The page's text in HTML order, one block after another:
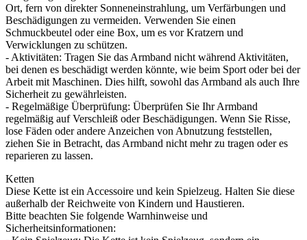
Ort, fern von direkter Sonneneinstrahlung, um Verfärbungen und
Beschädigungen zu vermeiden. Verwenden Sie einen
Schmuckbeutel oder eine Box, um es vor Kratzern und
Verwicklungen zu schützen.
- Aktivitäten: Tragen Sie das Armband nicht während Aktivitäten,
bei denen es beschädigt werden könnte, wie beim Sport oder bei der
Arbeit mit Maschinen. Dies hilft, sowohl das Armband als auch Ihre
Sicherheit zu gewährleisten.
- Regelmäßige Überprüfung: Überprüfen Sie Ihr Armband
regelmäßig auf Verschleiß oder Beschädigungen. Wenn Sie Risse,
lose Fäden oder andere Anzeichen von Abnutzung feststellen,
ziehen Sie in Betracht, das Armband nicht mehr zu tragen oder es
reparieren zu lassen.
Ketten
Diese Kette ist ein Accessoire und kein Spielzeug. Halten Sie diese
außerhalb der Reichweite von Kindern und Haustieren.
Bitte beachten Sie folgende Warnhinweise und
Sicherheitsinformationen: